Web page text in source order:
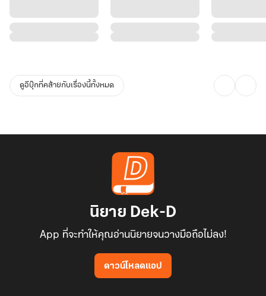
แต่ยิ่งพยายามทำร้ายเขามากเท่าไหร่ ก็ยิ่งเหมือนตกหลุมที่ตัวเองขุดไว้
ความอิจฉา
และคนที่คิดจะ ล้อเล่นกับไฟ อย่างเธอ ก็คงลืมไปว่า
ไฟ... แผดเผาได้ทุกสิ่ง แม้แต่หัวใจที่แสนอ่อนแอของเธอ
#ฝนล้อไฟ #นิยายดราม่า #รักร้าย #รักที่เจ็บ #อ่านแล้วอิน
ดูอีบุ๊กที่คล้ายกับเรื่องนี้ทั้งหมด
นิยาย Dek-D
App ที่จะทำให้คุณอ่านนิยายจนวางมือถือไม่ลง!
ดาวน์โหลดแอป